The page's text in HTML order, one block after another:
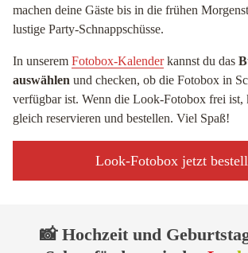
machen deine Gäste bis in die frühen
lustige Party-Schnappschüsse.
In unserem Fotobox-Kalenderkannst du das
auswählen und checken, ob die Fotobox in
verfügbar ist. Wenn die Look-Fotobox frei ist,
gleich reservieren und bestellen. Viel Spaß!
Look-Fotobox jetzt
📸 Hochzeit und